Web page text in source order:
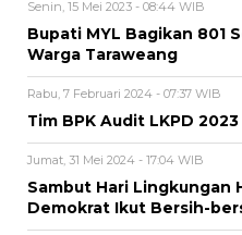
Senin, 15 Mei 2023 - 08:44 WIB
Bupati MYL Bagikan 801
Warga Taraweang
Rabu, 7 Februari 2024 - 07:37 WIB
Tim BPK Audit LKPD
Jumat, 31 Mei 2024 - 17:04 WIB
Sambut Hari Lingkungan
Demokrat Ikut Bersih-